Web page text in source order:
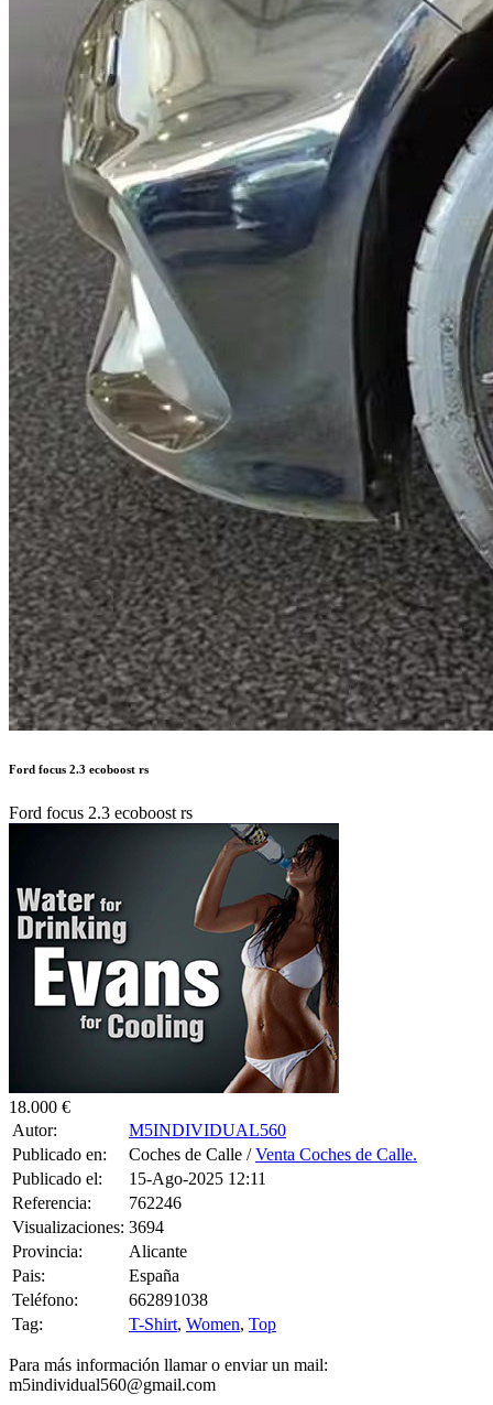
Ford focus 2.3 ecoboost rs
Ford focus 2.3 ecoboost rs
18.000 €
Autor:
M5INDIVIDUAL560
Publicado en:
Coches de Calle /Venta Coches de Calle.
Publicado el:
15-Ago-2025 12:11
Referencia:
762246
Visualizaciones: 3694
Provincia:
Alicante
Pais:
España
Teléfono:
662891038
Tag:
T-Shirt, Women, Top
Para más información llamar o enviar un mail:
m5individual560@gmail.com